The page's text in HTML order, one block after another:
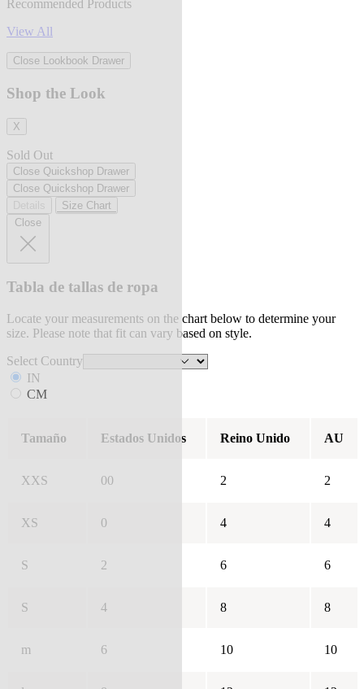
Recommended Products
View All
Close Lookbook Drawer
Shop the Look
X
Sold Out
Close Quickshop Drawer
Close Quickshop Drawer
Size Chart
Close
Tabla de tallas de ropa
Locate your measurements on the chart below to determine your
size. Please note that fit can vary based on style.
Select Country
IN
CM
Tamaño Estados Unidos Reino Unido AU
XXS 00 2 2
XS 0 4 4
S 2 6 6
S 4 8 8
m 6 10 10